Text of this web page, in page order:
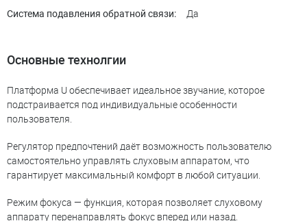
Система подавления обратной связи: Да
Основные технолгии
Платформа U обеспечивает идеальное звучание, которое
подстраивается под индивидуальные особенности
пользователя.
Регулятор предпочтений даёт возможность пользователю
самостоятельно управлять слуховым аппаратом, что
гарантирует максимальный комфорт в любой ситуации.
Режим фокуса — функция, которая позволяет слуховому
аппарату перенаправлять фокус вперед или назад.